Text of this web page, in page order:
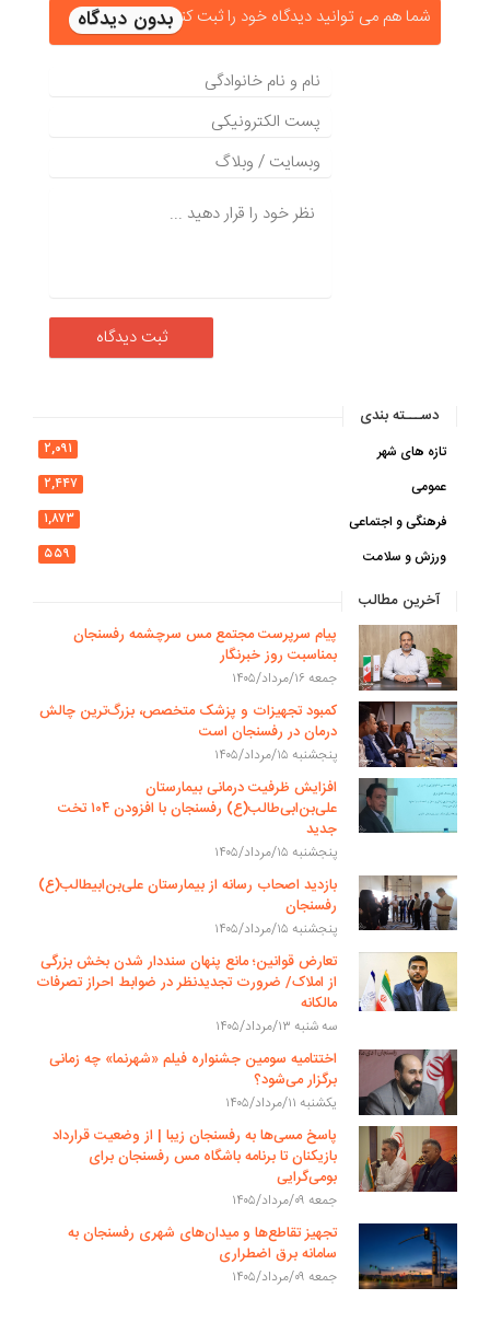
شما هم می توانید دیدگاه خود را ثبت کنید
دســـته بندی
تازه های شهر
۲,۰۹۱
عمومی
۲,۴۴۷
فرهنگی و اجتماعی
۱,۸۷۳
ورزش و سلامت
۵۵۹
آخرین مطالب
پیام سرپرست مجتمع مس سرچشمه رفسنجان
بمناسبت روز خبرنگار
جمعه ۱۶/مرداد/۱۴۰۵
کمبود تجهیزات و پزشک متخصص، بزرگ‌ترین چالش
درمان در رفسنجان است
پنجشنبه ۱۵/مرداد/۱۴۰۵
افزایش ظرفیت درمانی بیمارستان
علی‌بن‌ابی‌طالب(ع) رفسنجان با افزودن ۱۰۴ تخت
جدید
پنجشنبه ۱۵/مرداد/۱۴۰۵
بازدید اصحاب رسانه از بیمارستان علی‌بن‌ابیطالب(ع)
رفسنجان
پنجشنبه ۱۵/مرداد/۱۴۰۵
تعارض قوانین؛ مانع پنهان سنددار شدن بخش بزرگی
از املاک/ ضرورت تجدیدنظر در ضوابط احراز تصرفات
مالکانه
سه شنبه ۱۳/مرداد/۱۴۰۵
اختتامیه سومین جشنواره فیلم «شهرنما» چه زمانی
برگزار می‌شود؟
یکشنبه ۱۱/مرداد/۱۴۰۵
پاسخ مسی‌ها به رفسنجان زیبا | از وضعیت قرارداد
بازیکنان تا برنامه باشگاه مس رفسنجان برای
بومی‌گرایی
جمعه ۰۹/مرداد/۱۴۰۵
تجهیز تقاطع‌ها و میدان‌های شهری رفسنجان به
سامانه برق اضطراری
جمعه ۰۹/مرداد/۱۴۰۵